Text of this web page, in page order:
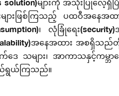
များကို အသုံးပြုလေ့
ားဖြစ်ကြသည့် ပထဝီအနေအထာ
၊ လုံခြုံရေး
အနေအထား အစ
လက်ဒေ သများ၊ အာကာသနှင့်ကမ္
ရွယ်ကြသည်။